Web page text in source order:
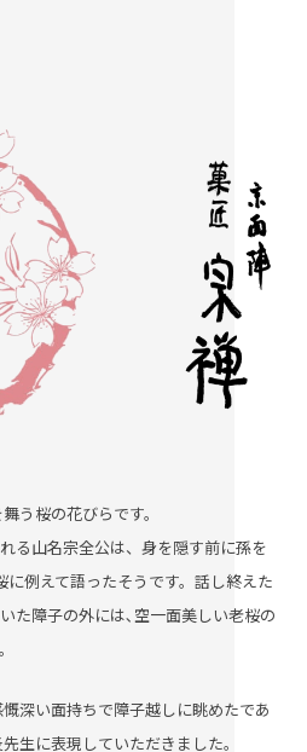
う桜の花びらです。
る山名宗全公は、身を隠す前に孫を
例えて語ったそうです。話し終えた
た障子の外には､空一面美しい老桜の
深い面持ちで障子越しに眺めたであ
生に表現していただきました。